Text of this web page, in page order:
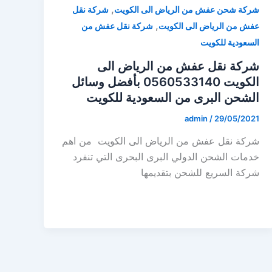
شركة شحن عفش من الرياض الى الكويت,شركة نقل
عفش من الرياض الى الكويت,شركة نقل عفش من
السعودية للكويت
شركة نقل عفش من الرياض الى
الكويت 0560533140 بأفضل وسائل
الشحن البرى من السعودية للكويت
admin / 29/05/2021
شركة نقل عفش من الرياض الى الكويت من اهم
خدمات الشحن الدولي البرى البحرى التي تنفرد
شركة السريع للشحن بتقديمها